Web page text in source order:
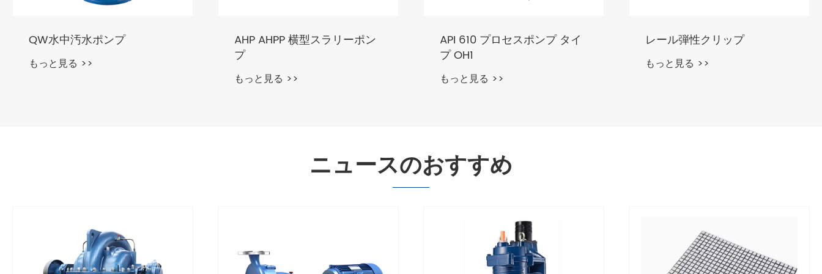
AHP AHPP 横型スラリーポン
プ
API 610 プロセスポンプ タイ
プ OH1
もっと見る >>
レール弾性クリップ
もっと見る >>
3796 自吸式プロセスポンプ
もっと見る >>
ニュースのおすすめ